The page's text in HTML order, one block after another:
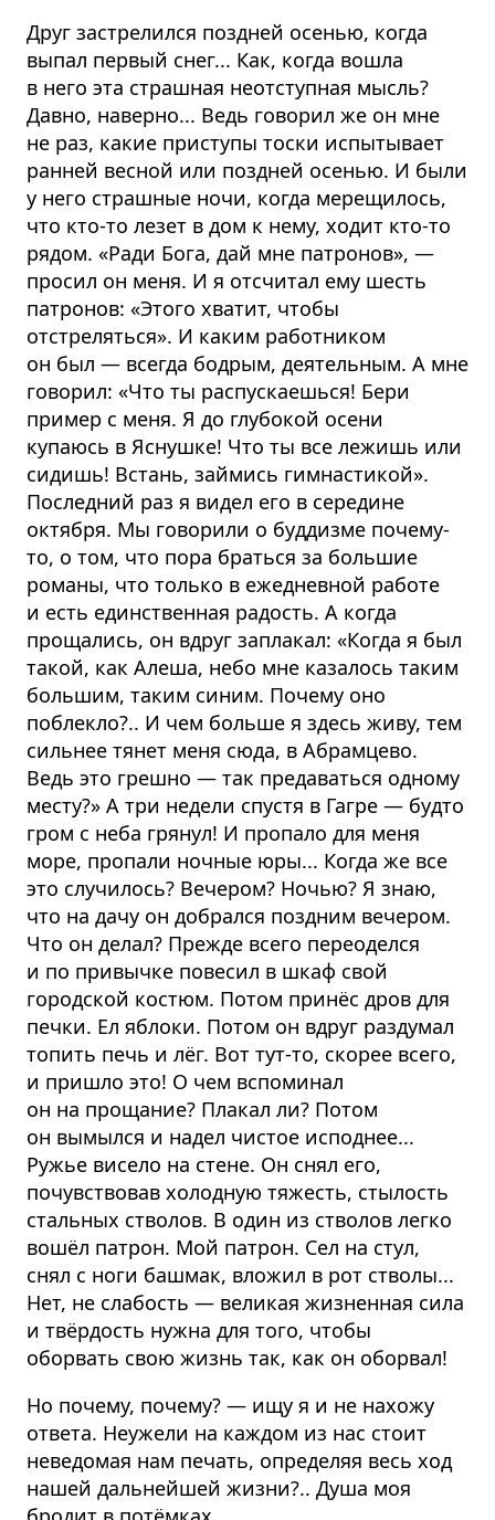
Друг застрелился поздней осенью, когда
выпал первый снег... Как, когда вошла
в него эта страшная неотступная мысль?
Давно, наверно... Ведь говорил же он мне
не раз, какие приступы тоски испытывает
ранней весной или поздней осенью. И были
у него страшные ночи, когда мерещилось,
что кто-то лезет в дом к нему, ходит кто-то
рядом. «Ради Бога, дай мне патронов», —
просил он меня. И я отсчитал ему шесть
патронов: «Этого хватит, чтобы
отстреляться». И каким работником
он был — всегда бодрым, деятельным. А мне
говорил: «Что ты распускаешься! Бери
пример с меня. Я до глубокой осени
купаюсь в Яснушке! Что ты все лежишь или
сидишь! Встань, займись гимнастикой».
Последний раз я видел его в середине
октября. Мы говорили о буддизме почему-
то, о том, что пора браться за большие
романы, что только в ежедневной работе
и есть единственная радость. А когда
прощались, он вдруг заплакал: «Когда я был
такой, как Алеша, небо мне казалось таким
большим, таким синим. Почему оно
поблекло?.. И чем больше я здесь живу, тем
сильнее тянет меня сюда, в Абрамцево.
Ведь это грешно — так предаваться одному
месту?» А три недели спустя в Гагре — будто
гром с неба грянул! И пропало для меня
море, пропали ночные юры... Когда же все
это случилось? Вечером? Ночью? Я знаю,
что на дачу он добрался поздним вечером.
Что он делал? Прежде всего переоделся
и по привычке повесил в шкаф свой
городской костюм. Потом принёс дров для
печки. Ел яблоки. Потом он вдруг раздумал
топить печь и лёг. Вот тут-то, скорее всего,
и пришло это! О чем вспоминал
он на прощание? Плакал ли? Потом
он вымылся и надел чистое исподнее...
Ружье висело на стене. Он снял его,
почувствовав холодную тяжесть, стылость
стальных стволов. В один из стволов легко
вошёл патрон. Мой патрон. Сел на стул,
снял с ноги башмак, вложил в рот стволы...
Нет, не слабость — великая жизненная сила
и твёрдость нужна для того, чтобы
оборвать свою жизнь так, как он оборвал!
Но почему, почему? — ищу я и не нахожу
ответа. Неужели на каждом из нас стоит
неведомая нам печать, определяя весь ход
нашей дальнейшей жизни?.. Душа моя